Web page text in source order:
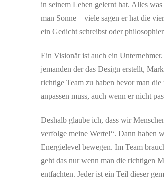
in seinem Leben gelernt hat. Alles
man Sonne – viele sagen er hat die
ein Gedicht schreibst oder
Ein Visionär ist auch ein
jemanden der das Design erstellt,
richtige Team zu haben bevor man
anpassen muss, auch wenn er nicht
Deshalb glaube ich, dass wir
verfolge meine Werte!“. Dann haben
Energielevel bewegen. Im Team
geht das nur wenn man die richtigen
entfachten. Jeder ist ein Teil dieser